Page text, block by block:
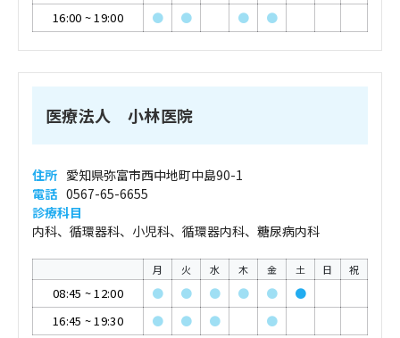
16:00 ~19:00 ● ● ● ●
医療法人 小林医院
住所 愛知県弥富市西中地町中島90-1
電話 0567-65-6655
診療科目
内科、循環器科、小児科、循環器内科、糖尿病内科
月 火 水 木 金 土 日 祝
08:45 ~12:00 ● ● ● ● ●
●
16:45 ~19:30 ● ● ● ●